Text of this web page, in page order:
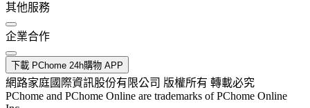
其他服務
企業合作
下載 PChome 24h購物 APP
網路家庭國際資訊股份有限公司 版權所有 轉載必究
PChome and PChome Online are trademarks of PChome Online